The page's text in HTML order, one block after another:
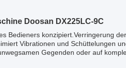
Doosan DX225LC-9C
Bedieners konzipiert.Verringerung
Vibrationen und Schüttelungen
Gegenden oder auf